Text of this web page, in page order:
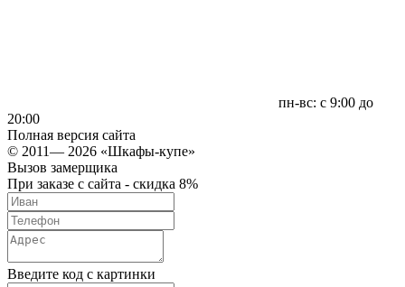
пн-вс: с 9:00 до
20:00
Полная версия сайта
© 2011— 2026 «Шкафы-купе»
Вызов замерщика
При заказе с сайта - скидка 8%
Введите код с картинки